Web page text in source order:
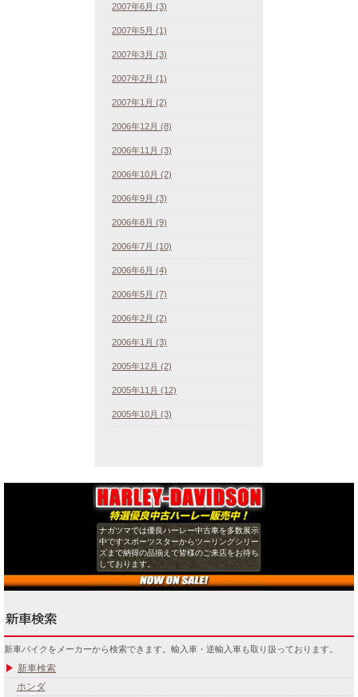
2007年6月 (3)
2007年5月 (1)
2007年3月 (3)
2007年2月 (1)
2007年1月 (2)
2006年12月 (8)
2006年11月 (3)
2006年10月 (2)
2006年9月 (3)
2006年8月 (9)
2006年7月 (10)
2006年6月 (4)
2006年5月 (7)
2006年2月 (2)
2006年1月 (3)
2005年12月 (2)
2005年11月 (12)
2005年10月 (3)
ナガツマでは優良ハーレー中古車を多数展示
中ですスポーツスターからツーリングシリー
ズまで納得の品揃えで皆様のご来店をお待ち
しております。
新車バイクをメーカーから検索できます。輸入車・逆輸入車も取り扱っております。
新車検索
ホンダ